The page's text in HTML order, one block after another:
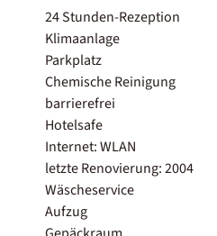
24 Stunden-Rezeption
Klimaanlage
Parkplatz
Chemische Reinigung
barrierefrei
Hotelsafe
Internet: WLAN
letzte Renovierung: 2004
Wäscheservice
Aufzug